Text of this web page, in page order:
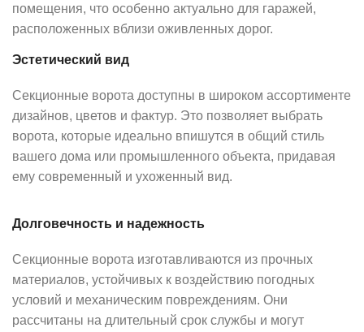
помещения, что особенно актуально для гаражей,
расположенных вблизи оживленных дорог.
Эстетический вид
Секционные ворота доступны в широком ассортименте
дизайнов, цветов и фактур. Это позволяет выбрать
ворота, которые идеально впишутся в общий стиль
вашего дома или промышленного объекта, придавая
ему современный и ухоженный вид.
Долговечность и надежность
Секционные ворота изготавливаются из прочных
материалов, устойчивых к воздействию погодных
условий и механическим повреждениям. Они
рассчитаны на длительный срок службы и могут